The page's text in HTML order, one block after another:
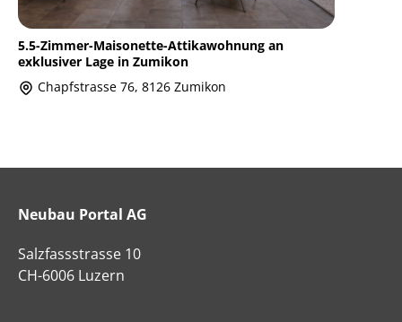
5.5-Zimmer-Maisonette-Attikawohnung an
exklusiver Lage in Zumikon
Chapfstrasse 76, 8126 Zumikon
Neubau Portal AG
Salzfassstrasse 10
CH-6006 Luzern